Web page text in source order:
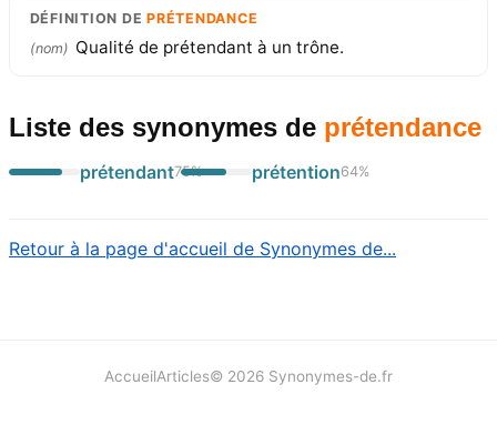
DÉFINITION DEPRÉTENDANCE
(nom) Qualité de prétendant à un trône.
Liste des synonymes de prétendance
prétendant75% prétention64%
Retour à la page d'accueil de Synonymes de...
AccueilArticles© 2026 Synonymes-de.fr